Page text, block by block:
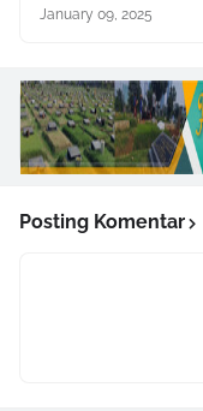
January 09, 2025
Posting Komentar